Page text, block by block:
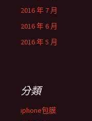
2016 年 7 月
2016 年 6 月
2016 年 5 月
分類
iphone包膜